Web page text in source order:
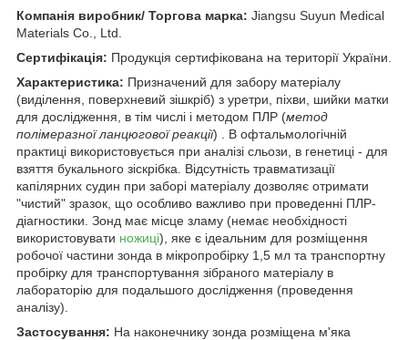
Компанія виробник/ Торгова марка: Jiangsu Suyun Medical
Materials Co., Ltd.
Сертифікація: Продукція сертифікована на території України.
Характеристика: Призначений для забору матеріалу
(виділення, поверхневий зішкріб) з уретри, піхви, шийки матки
для дослідження, в тім числі і методом ПЛР (метод
полімеразної ланцюгової реакції) . В офтальмологічній
практиці використовується при аналізі сльози, в генетиці - для
взяття букального зіскрібка. Відсутність травматизації
капілярних судин при заборі матеріалу дозволяє отримати
"чистий" зразок, що особливо важливо при проведенні ПЛР-
діагностики. Зонд має місце зламу (немає необхідності
використовувати ножиці), яке є ідеальним для розміщення
робочої частини зонда в мікропробірку 1,5 мл та транспортну
пробірку для транспортування зібраного матеріалу в
лабораторію для подальшого дослідження (проведення
аналізу).
Застосування: На наконечнику зонда розміщена м'яка